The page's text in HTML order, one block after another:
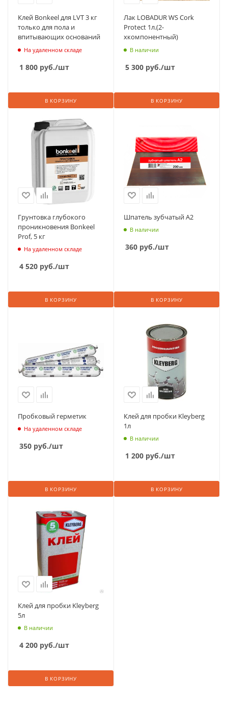
Клей Bonkeel для LVT 3 кг
только для пола и
впитывающих оснований
На удаленном складе
1 800 руб./шт
В КОРЗИНУ
Лак LOBADUR WS Cork
Protect 1л.(2-
хкомпонентный)
В наличии
5 300 руб./шт
В КОРЗИНУ
Грунтовка глубокого
проникновения Bonkeel
Prof, 5 кг
На удаленном складе
4 520 руб./шт
В КОРЗИНУ
Шпатель зубчатый А2
В наличии
360 руб./шт
В КОРЗИНУ
Пробковый герметик
На удаленном складе
350 руб./шт
В КОРЗИНУ
Клей для пробки Kleyberg
1л
В наличии
1 200 руб./шт
В КОРЗИНУ
Клей для пробки Kleyberg
5л
В наличии
4 200 руб./шт
В КОРЗИНУ